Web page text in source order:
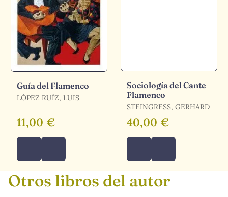
Guía del Flamenco
LÓPEZ RUÍZ, LUIS
11,00 €
Sociología del Cante
Flamenco
STEINGRESS, GERHARD
40,00 €
Otros libros del autor